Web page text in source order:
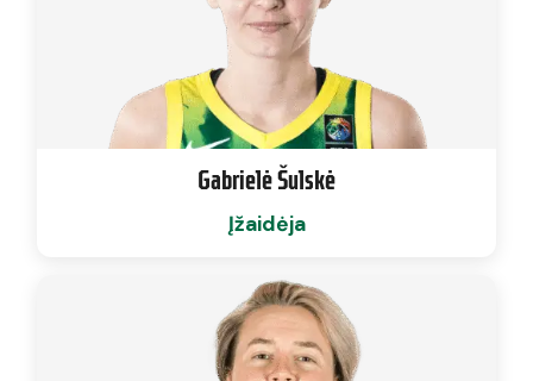
Gabrielė Šulskė
Įžaidėja